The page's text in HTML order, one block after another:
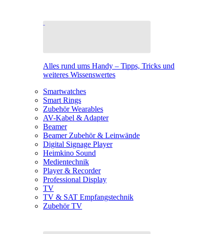
Alles rund ums Handy – Tipps, Tricks und
weiteres Wissenswertes
Smartwatches
Smart Rings
Zubehör Wearables
AV-Kabel & Adapter
Beamer
Beamer Zubehör & Leinwände
Digital Signage Player
Heimkino Sound
Medientechnik
Player & Recorder
Professional Display
TV
TV & SAT Empfangstechnik
Zubehör TV